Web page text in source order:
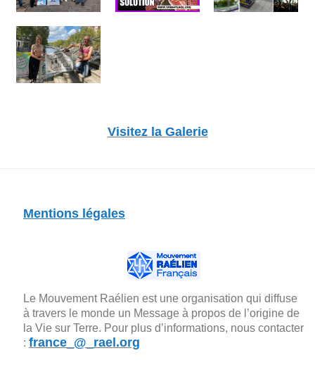
Visitez la Galerie
Mentions légales
Le Mouvement Raélien est une organisation qui diffuse
à travers le monde un Message à propos de l’origine de
la Vie sur Terre. Pour plus d’informations, nous contacter
: france_@_rael.org